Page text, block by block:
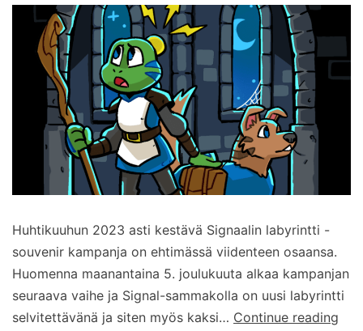
Huhtikuuhun 2023 asti kestävä Signaalin labyrintti -
souvenir kampanja on ehtimässä viidenteen osaansa.
Huomenna maanantaina 5. joulukuuta alkaa kampanjan
seuraava vaihe ja Signal-sammakolla on uusi labyrintti
selvitettävänä ja siten myös kaksi… Continue reading